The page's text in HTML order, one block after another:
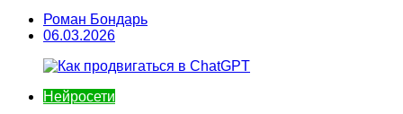
Роман Бондарь
06.03.2026
Нейросети